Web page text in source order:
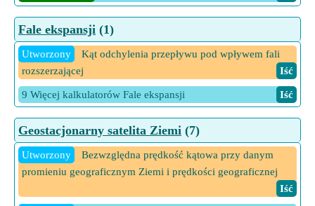
Fale ekspansji (1)
Utworzony
Kąt odchylenia przepływu pod wpływem fali
rozszerzającej
Iść
9 Więcej kalkulatorów Fale ekspansji Iść
Geostacjonarny satelita Ziemi (7)
Utworzony
Bezwzględna prędkość kątowa przy danym
promieniu geograficznym Ziemi i prędkości geograficznej
Iść